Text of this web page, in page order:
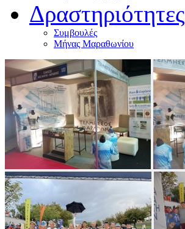
Δραστηριότητες
Συμβουλές
Μήνας Μαραθωνίου